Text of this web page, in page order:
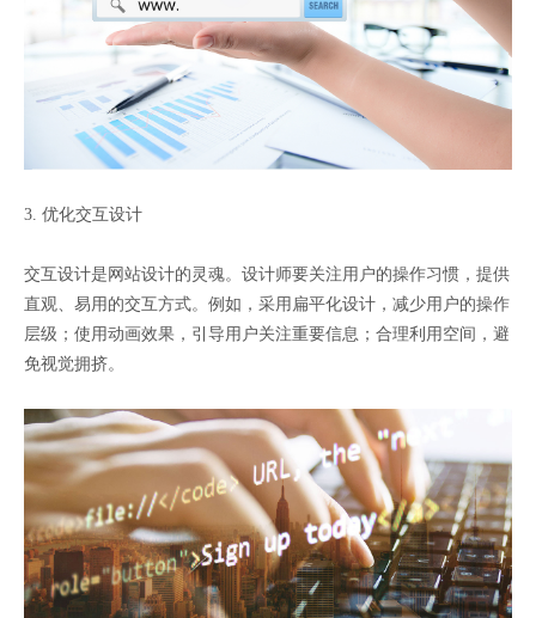
3. 优化交互设计
交互设计是网站设计的灵魂。设计师要关注用户的操作习惯，提供
直观、易用的交互方式。例如，采用扁平化设计，减少用户的操作
层级；使用动画效果，引导用户关注重要信息；合理利用空间，避
免视觉拥挤。